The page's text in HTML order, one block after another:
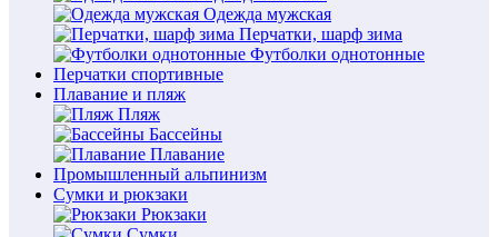
Одежда мужская
Перчатки, шарф зима
Футболки однотонные
Перчатки спортивные
Плавание и пляж
Пляж
Бассейны
Плавание
Промышленный альпинизм
Сумки и рюкзаки
Рюкзаки